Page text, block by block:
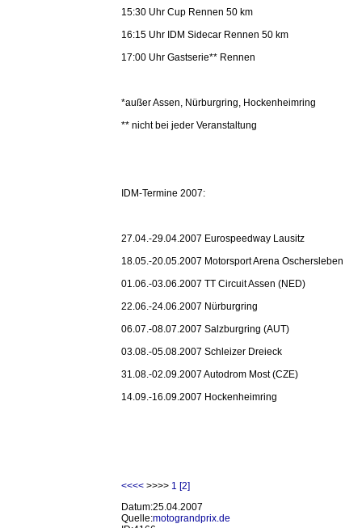
15:30 Uhr Cup Rennen 50 km
16:15 Uhr IDM Sidecar Rennen 50 km
17:00 Uhr Gastserie** Rennen
*außer Assen, Nürburgring, Hockenheimring
** nicht bei jeder Veranstaltung
IDM-Termine 2007:
27.04.-29.04.2007 Eurospeedway Lausitz
18.05.-20.05.2007 Motorsport Arena Oschersleben
01.06.-03.06.2007 TT Circuit Assen (NED)
22.06.-24.06.2007 Nürburgring
06.07.-08.07.2007 Salzburgring (AUT)
03.08.-05.08.2007 Schleizer Dreieck
31.08.-02.09.2007 Autodrom Most (CZE)
14.09.-16.09.2007 Hockenheimring
<<<< >>>> 1 [2]
Datum:25.04.2007
Quelle:motograndprix.de